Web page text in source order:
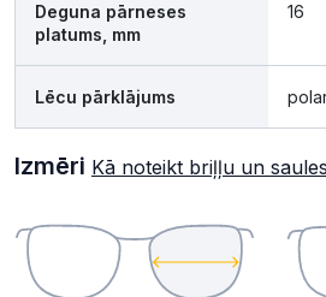
Deguna pārneses
platums, mm
16
Lēcu pārklājums
Izmēri Kā noteikt briļļu un